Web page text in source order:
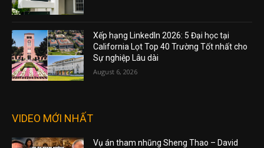
Xếp hạng LinkedIn 2026: 5 Đại học tại
California Lọt Top 40 Trường Tốt nhất cho
Sự nghiệp Lâu dài
August 6, 2026
VIDEO MỚI NHẤT
Vụ án tham nhũng Sheng Thao – David